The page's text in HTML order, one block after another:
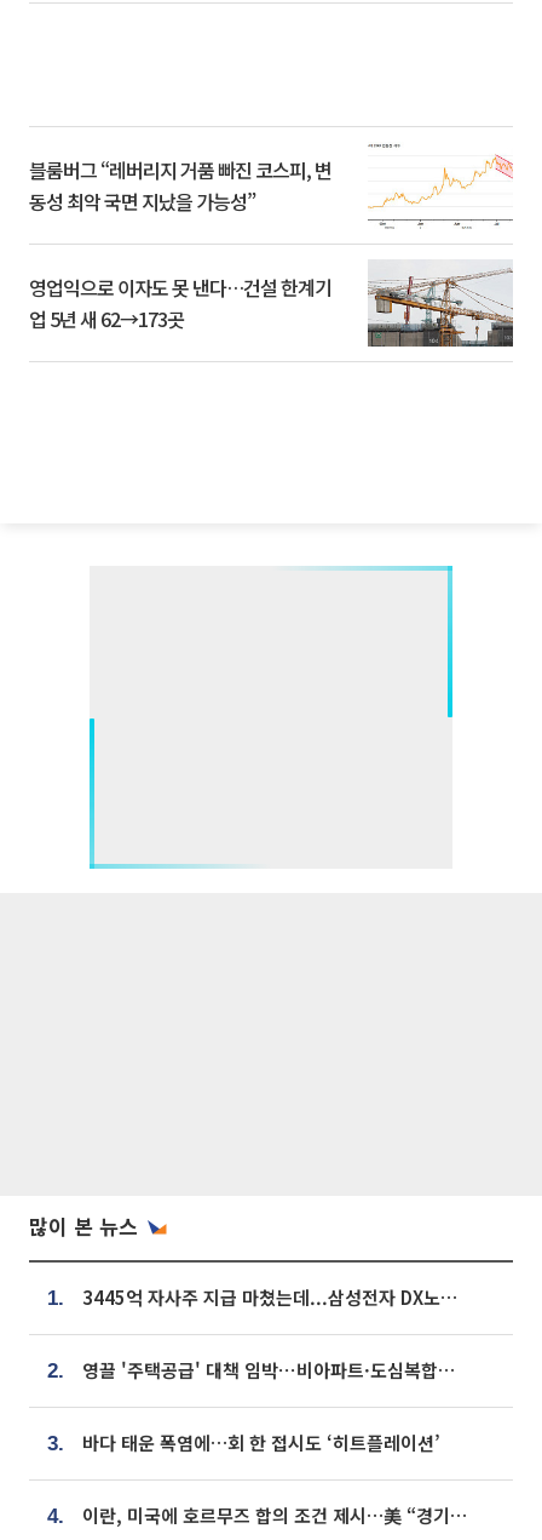
블룸버그 “레버리지 거품 빠진 코스피, 변
동성 최악 국면 지났을 가능성”
영업익으로 이자도 못 낸다…건설 한계기
업 5년 새 62→173곳
많이 본 뉴스
1. 3445억 자사주 지급 마쳤는데...삼성전자 DX노조, 뒤늦은 '떼쓰기 집회'
2. 영끌 '주택공급' 대책 임박⋯비아파트·도심복합까지 총동원
3. 바다 태운 폭염에…회 한 접시도 ‘히트플레이션’
4. 이란, 미국에 호르무즈 합의 조건 제시…美 “경기 아직 안 끝나” [종합]